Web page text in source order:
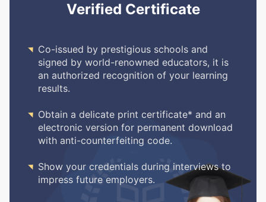
Verified Certificate
 Co-issued by prestigious schools and
signed by world-renowned educators, it is
an authorized recognition of your learning
results.
 Obtain a delicate print certificate* and an
electronic version for permanent download
with anti-counterfeiting code.
 Show your credentials during interviews to
impress future employers.